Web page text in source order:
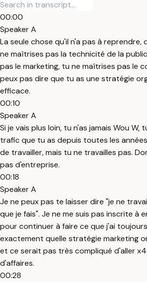
00:00
Speaker A
La seule chose qu'il n'a pas à reprendre,
ne maîtrises pas la technicité de la
pas le marketing, tu ne maîtrises pas le
peux pas dire que tu as une stratégie
efficace.
00:10
Speaker A
Si je vais plus loin, tu n'as jamais Wou
trafic que tu as depuis toutes les
de travailler, mais tu ne travailles pas.
pas d'entreprise.
00:18
Speaker A
Je ne peux pas te laisser dire "je ne
que je fais". Je ne me suis pas inscrite à
pour continuer à faire ce que j'ai
exactement quelle stratégie marketing
et ce serait pas très compliqué d'aller
d'affaires.
00:28